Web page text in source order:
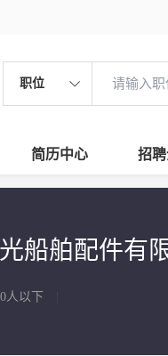
职位
简历中心 招
船舶配件有
人以下